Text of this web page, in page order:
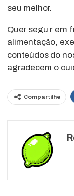
seu melhor.
Quer seguir em
alimentação,
conteúdos do
agradecem o
Compartilhe